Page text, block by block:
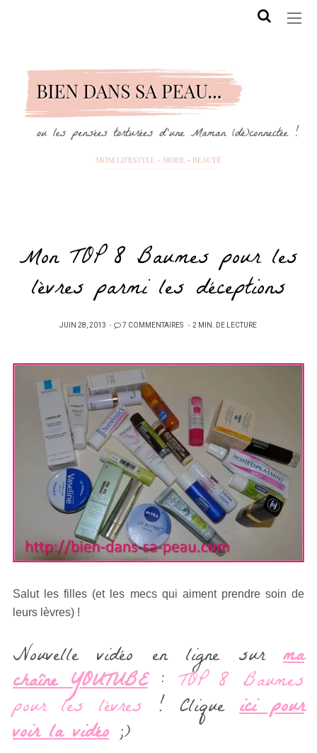
Mon TOP 8 Baumes pour les
lèvres parmi les déceptions
PUBLIÉ
JUIN 28, 2013 7 COMMENTAIRES 2 MIN. DE LECTURE
Salut les filles (et les mecs qui aiment prendre soin de
leurs lèvres) !
Nouvelle vidéo en ligne sur ma
chaîne YOUTUBE: TOP 8 Baumes
pour les lèvres ! Clique ici pour
voir la vidéo ;)